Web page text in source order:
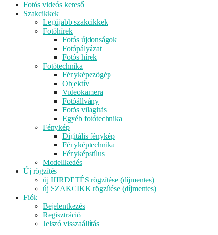
Fotós videós kereső
Szakcikkek
Legújabb szakcikkek
Fotóhírek
Fotós újdonságok
Fotópályázat
Fotós hírek
Fotótechnika
Fényképezőgép
Objektív
Videokamera
Fotóállvány
Fotós világítás
Egyéb fotótechnika
Fénykép
Digitális fénykép
Fényképtechnika
Fényképstílus
Modellkedés
Új rögzítés
új HIRDETÉS rögzítése (díjmentes)
új SZAKCIKK rögzítése (díjmentes)
Fiók
Bejelentkezés
Regisztráció
Jelszó visszaállítás